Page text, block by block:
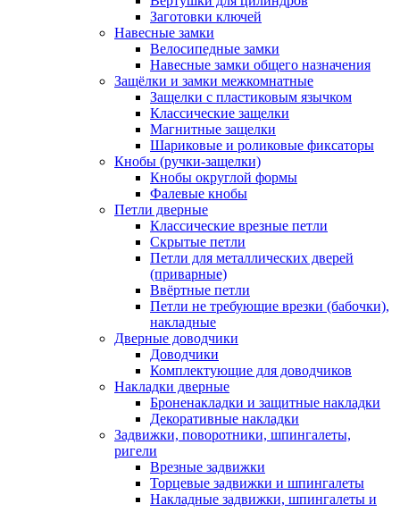
Заготовки ключей
Навесные замки
Велосипедные замки
Навесные замки общего назначения
Защёлки и замки межкомнатные
Защелки с пластиковым язычком
Классические защелки
Магнитные защелки
Шариковые и роликовые фиксаторы
Кнобы (ручки-защелки)
Кнобы округлой формы
Фалевые кнобы
Петли дверные
Классические врезные петли
Скрытые петли
Петли для металлических дверей
(приварные)
Ввёртные петли
Петли не требующие врезки (бабочки),
накладные
Дверные доводчики
Доводчики
Комплектующие для доводчиков
Накладки дверные
Броненакладки и защитные накладки
Декоративные накладки
Задвижки, поворотники, шпингалеты,
ригели
Врезные задвижки
Торцевые задвижки и шпингалеты
Накладные задвижки, шпингалеты и